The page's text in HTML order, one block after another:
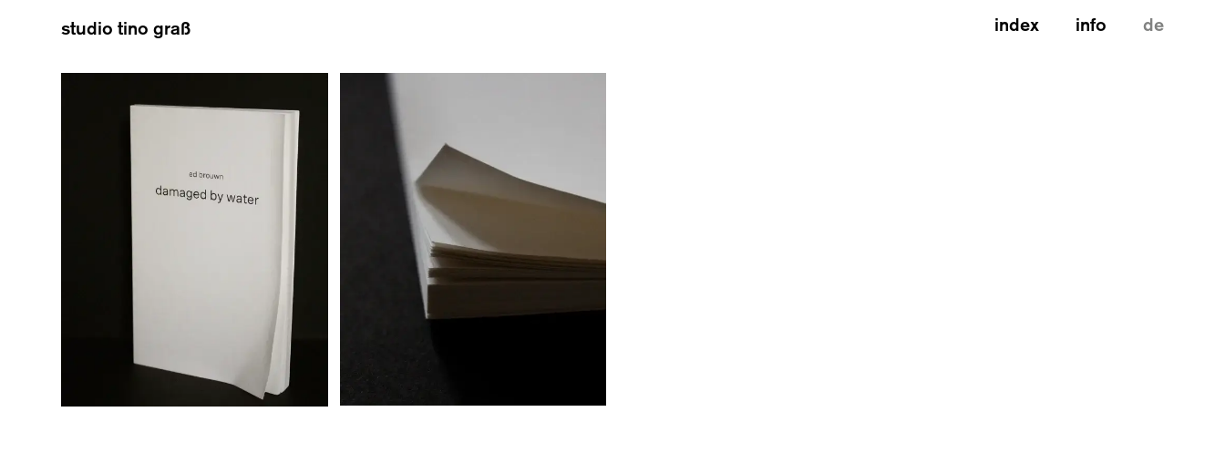
studio tino graß index info de